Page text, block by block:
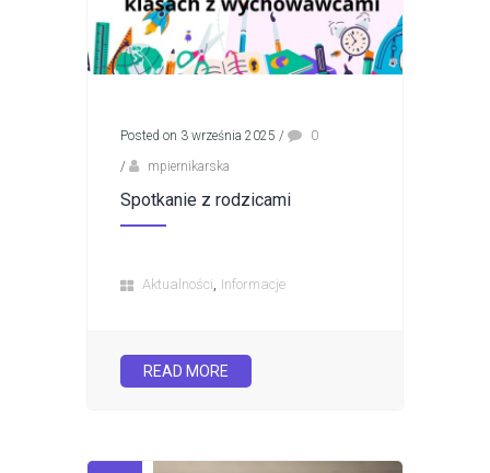
Posted on 3 września 2025 /
0
/
mpiernikarska
Spotkanie z rodzicami
Aktualności Informacje
READ MORE